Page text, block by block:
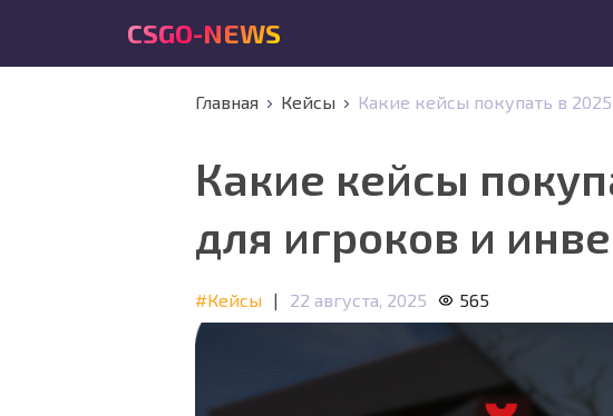
CSGO-NEWS
Главная Кейсы Какие кейсы покупать в
Какие кейсы
для игроков и
#Кейсы | 22 августа, 2025 565